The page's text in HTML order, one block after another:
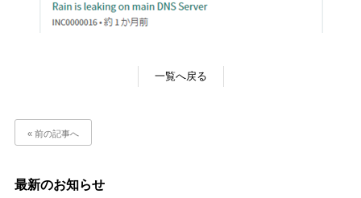
一覧へ戻る
« 前の記事へ
最新のお知らせ